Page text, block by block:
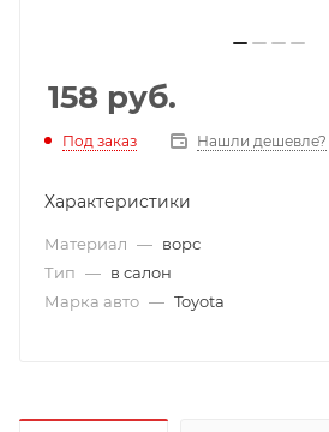
158 руб.
Под заказ Нашли дешевле?
Характеристики
Материал — ворс
Тип — в салон
Марка авто — Toyota